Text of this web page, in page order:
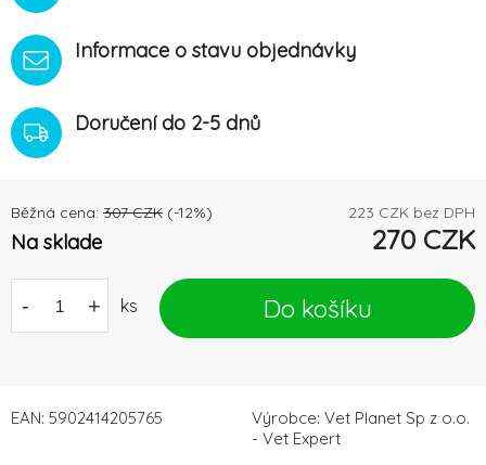
Běžná cena: 307 CZK (-12%) 223 CZK bez DPH
Na sklade 270 CZK
- + ks Do košíku
Informace o stavu objednávky
Doručení do 2-5 dnů
EAN: 5902414205765 Výrobce: Vet Planet Sp z o.o.
- Vet Expert